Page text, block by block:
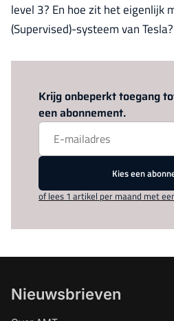
level 3? En hoe zit het eigenlijk
(Supervised)-systeem van Tesla?
Krijg onbeperkt toegang
een abonnement.
Kies een
of lees 1 artikel per maand met
Nieuwsbrieven